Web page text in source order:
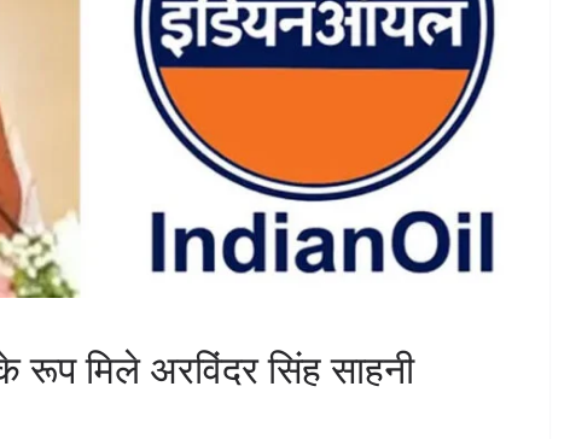
मिले अरविंदर सिंह साहनी